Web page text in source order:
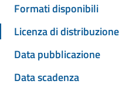
Formati disponibili
Licenza di distribuzione
Data pubblicazione
Data scadenza